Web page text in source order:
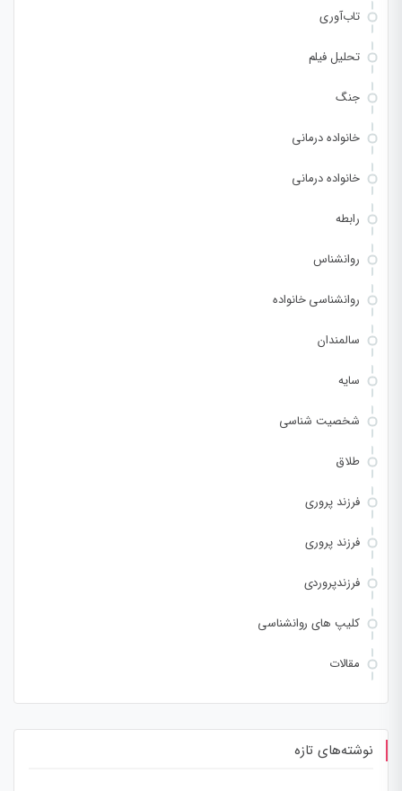
تاب‌آوری
تحلیل فیلم
جنگ
خانواده درمانی
خانواده درمانی
رابطه
روانشناس
روانشناسی خانواده
سالمندان
سایه
شخصیت شناسی
طلاق
فرزند پروری
فرزند پروری
فرزندپروردی
کلیپ های روانشناسی
مقالات
نوشته‌های تازه